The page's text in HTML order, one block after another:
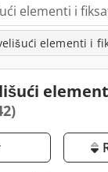
elementi i